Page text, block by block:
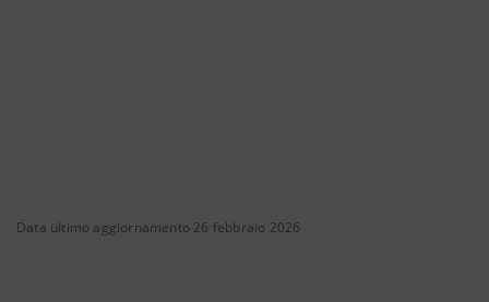
Data ultimo aggiornamento 26 febbraio 2026